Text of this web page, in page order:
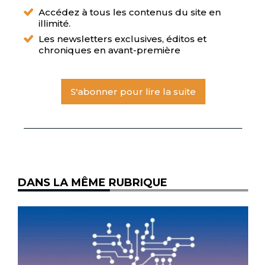
Accédez à tous les contenus du site en
illimité.
Les newsletters exclusives, éditos et
chroniques en avant-première
S'abonner pour lire la suite
DANS LA MÊME RUBRIQUE